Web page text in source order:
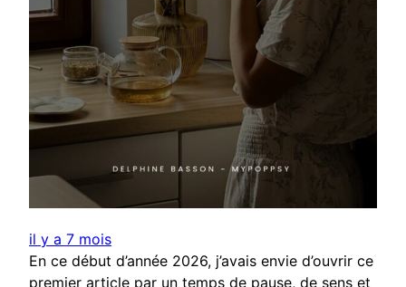
il y a 7 mois
En ce début d’année 2026, j’avais envie d’ouvrir ce
premier article par un temps de pause, de sens et